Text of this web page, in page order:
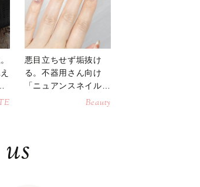
悪目立ちせず垢抜け
る。不器用さん向け
「ニュアンスネイル」
Beauty